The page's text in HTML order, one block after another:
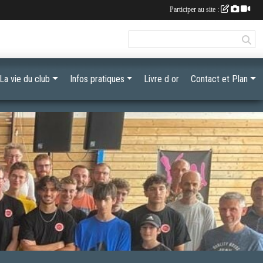
vie du club Infos pratiques Livre d or Contact et Plan
Participer au site :